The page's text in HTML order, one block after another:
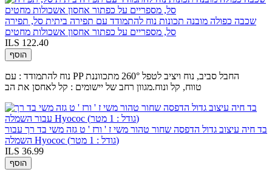
שכבה כפולה מובנה תכונות נוח להתמודד עם תפירה ביתית סל, תפירה
סל, מספריים על כפתור אחסון אשכולות מחטים
ILS 122.40
הוסף
נוח להתמודד : עם PP החבל סביב, נוח ויציב לטפל 260° מתכווננת
טווח, קל ונוח.מגוון רחב של יישומים : קל לאחסן את הב
בד חיה עיצוב גדול הדפסה שחור טהור משי ז ' ורז ' ט גזה משי בד רך עבור
השמלה Hyococ (גודל : 1 מטר)
ILS 36.99
הוסף